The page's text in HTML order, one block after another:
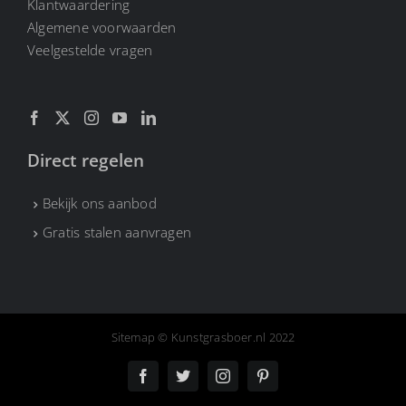
CONTACT
Klantwaardering
Algemene voorwaarden
Veelgestelde vragen
Direct regelen
Bekijk ons aanbod
Gratis stalen aanvragen
Sitemap© Kunstgrasboer.nl 2022
Facebook
X InstagramPinterest